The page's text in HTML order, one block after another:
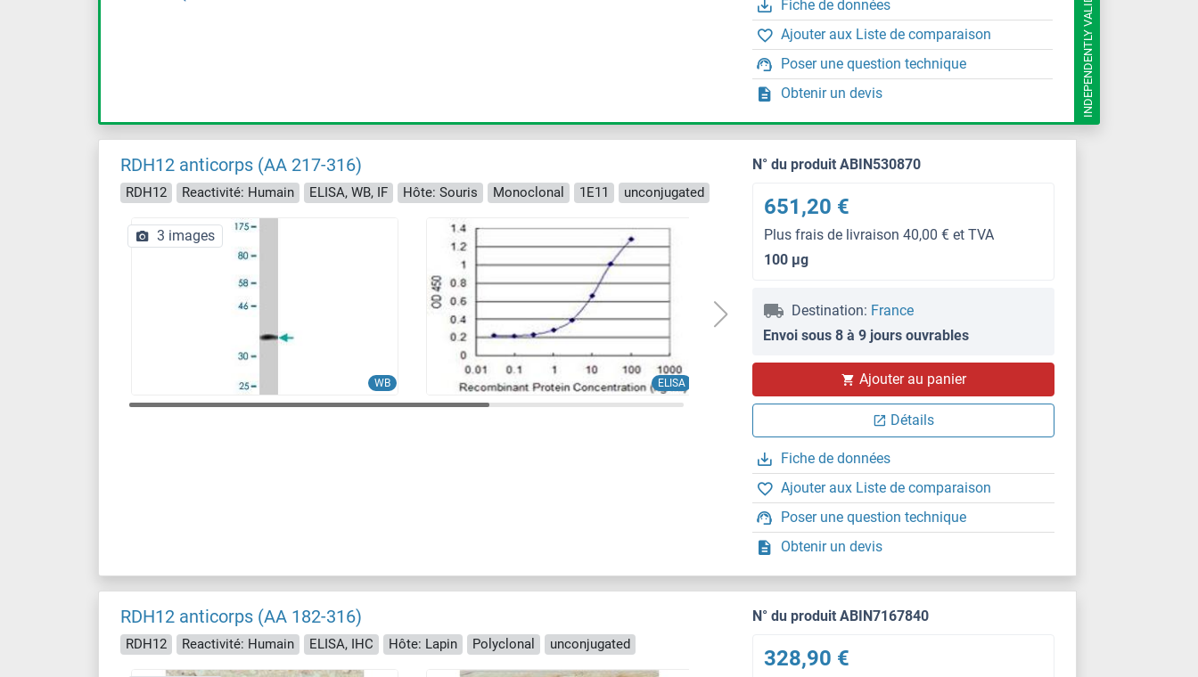
Fiche de données
Ajouter aux Liste de comparaison
Poser une question technique
Obtenir un devis
INDEPENDENTLY VALIDATED
RDH12 anticorps (AA 217-316)
RDH12 Reactivité: Humain ELISA, WB, IF Hôte: Souris Monoclonal 1E11 unconjugated
WB ELISA
3 images
N° du produit ABIN530870
651,20 €
Plus frais de livraison 40,00 € et TVA
100 μg
Destination: France
Envoi sous 8 à 9 jours ouvrables
Ajouter au panier
Détails
Fiche de données
Ajouter aux Liste de comparaison
Poser une question technique
Obtenir un devis
RDH12 anticorps (AA 182-316)
RDH12 Reactivité: Humain ELISA, IHC Hôte: Lapin Polyclonal unconjugated
N° du produit ABIN7167840
328,90 €